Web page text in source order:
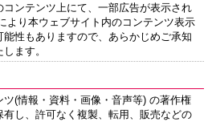
ンテンツ上にて、一部広告が表示され
より本ウェブサイト内のコンテンツ表示
性もありますので、あらかじめご承知
ます。
(情報・資料・画像・音声等) の著作権
し、許可なく複製、転用、販売などの